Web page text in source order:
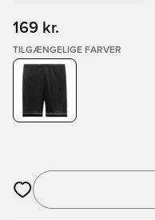
169 kr.
TILGÆNGELIGE FARVER
Åbner en Modal til at